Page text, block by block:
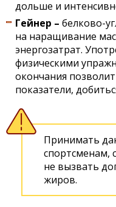
дольше и
Гейнер – белково-
на наращивание
энергозатрат.
физическими
окончания
показатели,
Принимать
спортсменам,
не вызвать
жиров.